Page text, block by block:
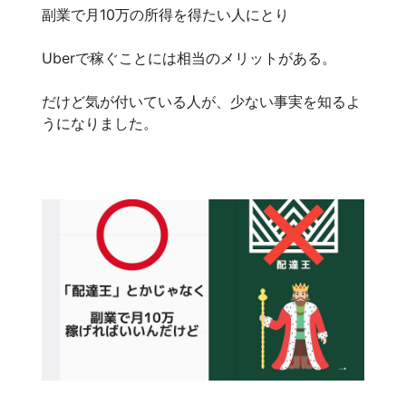
副業で月10万の所得を得たい人にとり
Uberで稼ぐことには相当のメリットがある。
だけど気が付いている人が、少ない事実を知るよ
うになりました。